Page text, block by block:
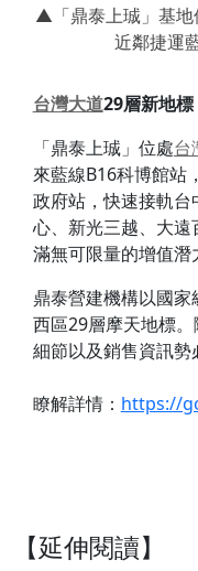
▲「鼎泰上珹」基地
近鄰捷運
台灣大道29層新地標
「鼎泰上珹」位處台
來藍線B16科博館站
政府站，快速接軌
心、新光三越、大
滿無可限量的增值潛
鼎泰營建機構以國家
西區29層摩天地標
細節以及銷售資訊
瞭解詳情： https://
【延伸閱讀】